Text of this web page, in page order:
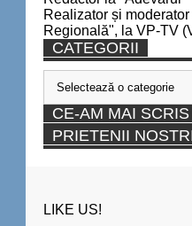
Realizator și
Regională", la VP-TV
CATEGORII
Categorii
CE-AM MAI
PRIETENII
LIKE US!